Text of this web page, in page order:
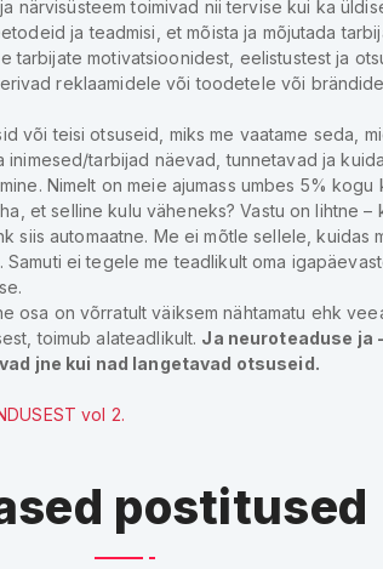
närvisüsteem toimivad nii tervise kui ka
ja teadmisi, et mõista ja mõjutada
motivatsioonidest, eelistustest ja
reklaamidele või toodetele või
või teisi otsuseid, miks me vaatame seda,
inimesed/tarbijad näevad, tunnetavad ja
Nimelt on meie ajumass umbes 5%
et selline kulu väheneks? Vastu on lihtne
siis automaatne. Me ei mõtle sellele, kuidas
ei tegele me teadlikult oma
osa on võrratult väiksem nähtamatu ehk
toimub alateadlikult. Ja neuroteaduse ja
jne kui nad langetavad otsuseid.
vol 2.
postitused